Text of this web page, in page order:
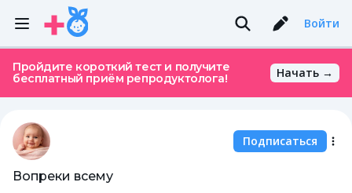
Войти
Пройдите короткий тест и получите
бесплатный приём репродуктолога!
Начать →
Вопреки всему
Подписаться